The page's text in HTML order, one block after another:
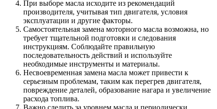
При выборе масла исходите из рекомендаций
производителя, учитывая тип двигателя, условия
эксплуатации и другие факторы.
Самостоятельная замена моторного масла возможна, но
требует тщательной подготовки и следования
инструкциям. Соблюдайте правильную
последовательность действий и используйте
необходимые инструменты и материалы.
Несвоевременная замена масла может привести к
серьезным проблемам, таким как перегрев двигателя,
повреждение деталей, образование нагара и увеличение
расхода топлива.